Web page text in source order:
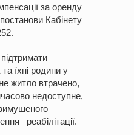
за оренду
Кабінету
їхні родини у
житло втрачено,
недоступне,
реабілітації.